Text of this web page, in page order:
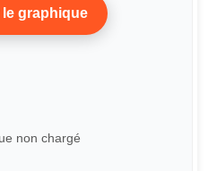
graphique
non chargé